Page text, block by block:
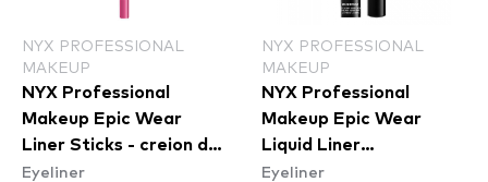
NYX PROFESSIONAL
MAKEUP
NYX Professional
Makeup Epic Wear
Liner Sticks - creion de
ochi Pink Spirit
Eyeliner
NYX PROFESSIONAL
MAKEUP
NYX Professional
Makeup Epic Wear
Liquid Liner
Waterproof - Yellow
Eyeliner